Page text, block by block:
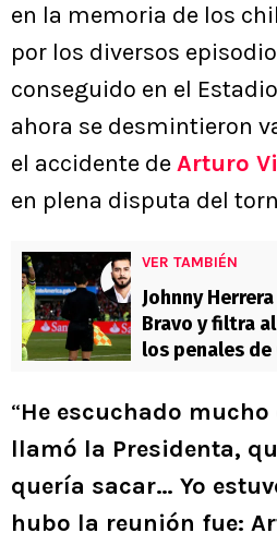
en la memoria de los
por los diversos
conseguido en el
ahora se desmintieron
el accidente deArturo
en plena disputa del
VER TAMBIÉN
Johnny
Bravo y filtra
los penales de
“He escuchado mucho
llamó la Presidenta,
quería sacar… Yo
hubo la reunión fue: